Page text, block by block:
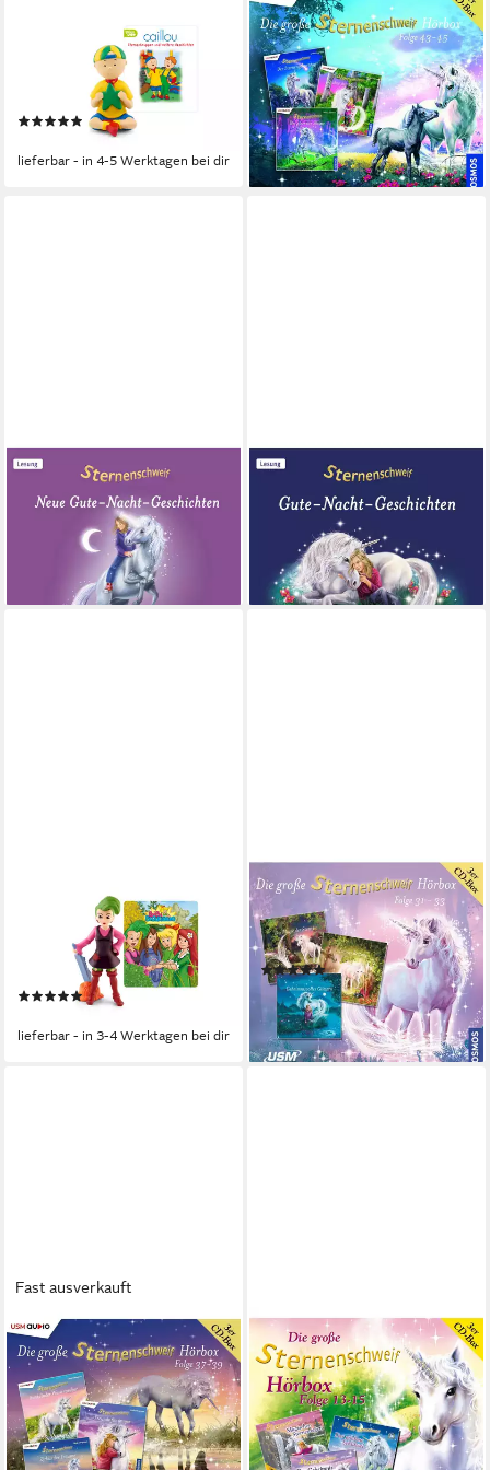
die Toniebox, 1-St.,
Magnethaftend &
handbemalt), Hören, Spielen &
Sammeln (2)
lieferbar - in 4-5 Werktagen bei dir
Hörspiel Die große
Sternenschweif Hörbox
Folgen 43-45 (3 Audio CDs)
ab 17,16 €
lieferbar - in 3-4 Werktagen bei dir
UNITED SOFT MEDIA
Hörspiel Sternenschweif -
Neue Gute-Nacht-
Geschichten
lieferbar - in 3-4 Werktagen bei dir
UNITED SOFT MEDIA
Hörspiel Sternenschweif -
Gute-Nacht-Geschichten
10,45 €
lieferbar - in 3-4 Werktagen bei dir
Hörspielfigur Toniefigur, (für
die Toniebox, 1-St.,
Magnethaftend &
handbemalt), Hören, Spielen &
Sammeln (2)
lieferbar - in 3-4 Werktagen bei dir
UNITED SOFT MEDIA
Hörspiel Die große
Sternenschweif Hörbox
Folgen 31-33 (3 Audio CDs)
(1)
ab 18,13 €
lieferbar - in 3-4 Werktagen bei dir
Fast ausverkauft
UNITED SOFT MEDIA
Hörspiel Die große
Sternenschweif Hörbox
Folgen 37-39 (3 Audio CDs)
ab 18,13 €
lieferbar - in 3-4 Werktagen bei dir
UNITED SOFT MEDIA
Hörspiel Die große
Sternenschweif Hörbox Folge
13-15
ab 17,16 €
lieferbar - in 3-4 Werktagen bei dir